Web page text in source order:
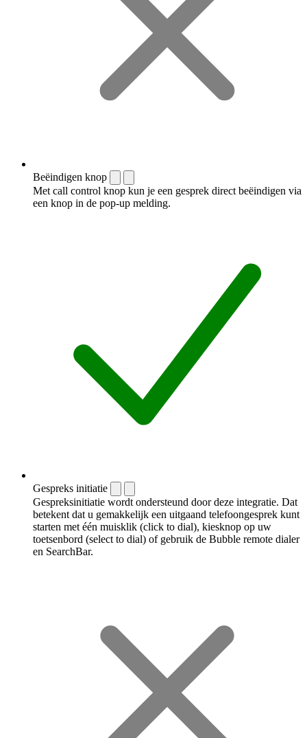
Beëindigen knop
Met call control knop kun je een gesprek direct beëindigen via
een knop in de pop-up melding.
Gespreks initiatie
Gespreksinitiatie wordt ondersteund door deze integratie. Dat
betekent dat u gemakkelijk een uitgaand telefoongesprek kunt
starten met één muisklik (click to dial), kiesknop op uw
toetsenbord (select to dial) of gebruik de Bubble remote dialer
en SearchBar.